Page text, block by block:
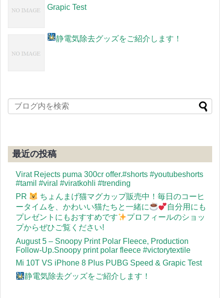
Grapic Test
静電気除去グッズをご紹介します！
最近の投稿
Virat Rejects puma 300cr offer.#shorts #youtubeshorts
#tamil #viral #viratkohli #trending
PR
ちょんまげ猫マグカップ販売中！毎日のコーヒ
ータイムを、かわいい猫たちと一緒に
自分用にも
プレゼントにもおすすめです
プロフィールのショッ
プからぜひご覧ください!
August 5 – Snoopy Print Polar Fleece, Production
Follow-Up.Snoopy print polar fleece #victorytextile
Mi 10T VS iPhone 8 Plus PUBG Speed & Grapic Test
静電気除去グッズをご紹介します！